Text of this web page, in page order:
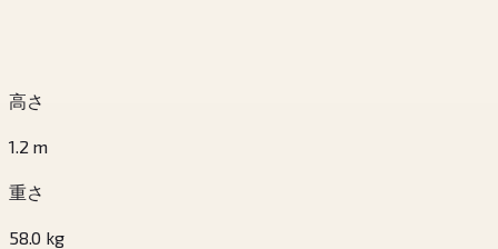
高さ
1.2 m
重さ
58.0 kg